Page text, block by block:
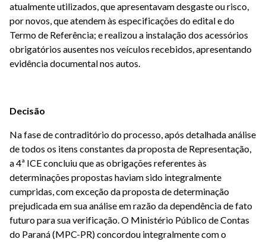
atualmente utilizados, que apresentavam desgaste ou risco,
por novos, que atendem às especificações do edital e do
Termo de Referência; e realizou a instalação dos acessórios
obrigatórios ausentes nos veículos recebidos, apresentando
evidência documental nos autos.
Decisão
Na fase de contraditório do processo, após detalhada análise
de todos os itens constantes da proposta de Representação,
a 4ª ICE concluiu que as obrigações referentes às
determinações propostas haviam sido integralmente
cumpridas, com exceção da proposta de determinação
prejudicada em sua análise em razão da dependência de fato
futuro para sua verificação. O Ministério Público de Contas
do Paraná (MPC-PR) concordou integralmente com o